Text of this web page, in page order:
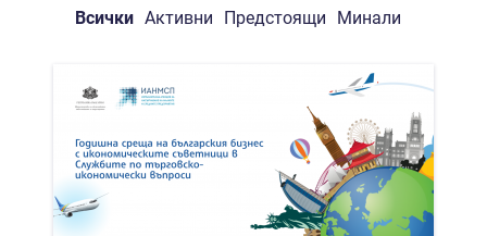
Всички Активни Предстоящи Минали